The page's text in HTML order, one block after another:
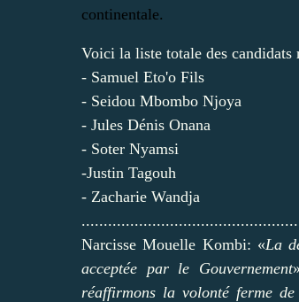
continentale.
Voici la liste totale des candidats
- Samuel Eto'o Fils
- Seidou Mbombo Njoya
- Jules Dénis Onana
- Soter Nyamsi
-Justin Tagouh
- Zacharie Wandja
Narcisse Mouelle Kombi: «La
acceptée par le Gouvernement
réaffirmons la volonté ferme